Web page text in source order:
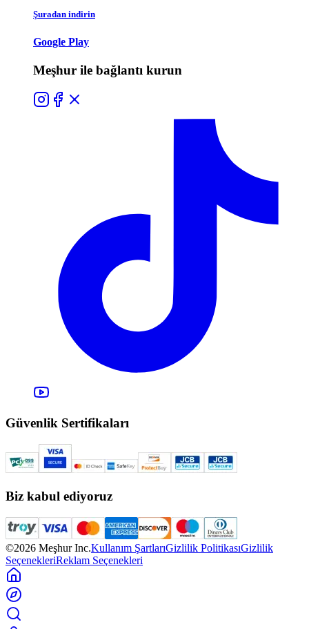
Şuradan indirin
Google Play
Meşhur ile bağlantı kurun
Güvenlik Sertifikaları
Biz kabul ediyoruz
©2026 Meşhur Inc.Kullanım ŞartlarıGizlilik PolitikasıGizlilik
SeçenekleriReklam Seçenekleri